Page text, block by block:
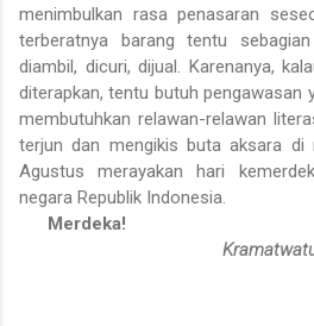
menimbulkan rasa penasaran
terberatnya barang tentu
diambil, dicuri, dijual. Karenanya,
diterapkan, tentu butuh pengawasan
membutuhkan relawan-relawan
terjun dan mengikis buta aksara di
Agustus merayakan hari
negara Republik Indonesia.
Merdeka!